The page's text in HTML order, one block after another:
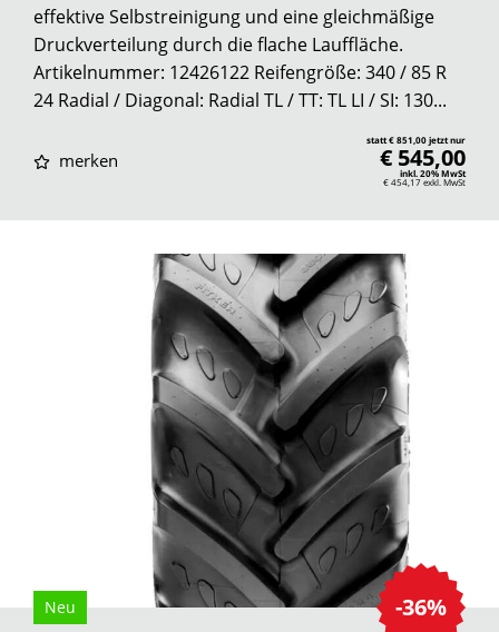
effektive Selbstreinigung und eine gleichmäßige
Druckverteilung durch die flache Lauffläche.
Artikelnummer: 12426122 Reifengröße: 340 / 85 R
24 Radial / Diagonal: Radial TL / TT: TL LI / SI: 130...
merken
statt € 851,00 jetzt nur
€ 545,00
inkl. 20% MwSt
€ 454,17exkl. MwSt
-36%
Neu